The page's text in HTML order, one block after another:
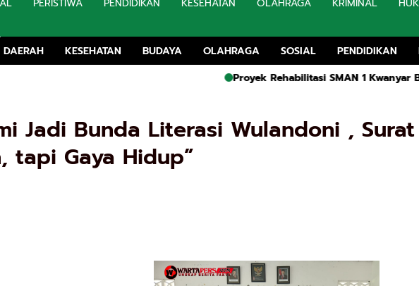
DAERAH KESEHATAN BUDAYA OLAHRAGA SOSIAL PENDIDIKAN
Proyek Rehabilitasi SMAN 1 Kwanyar Bangkalan Capai
Jadi Bunda Literasi Wulandoni ,
tapi Gaya Hidup”